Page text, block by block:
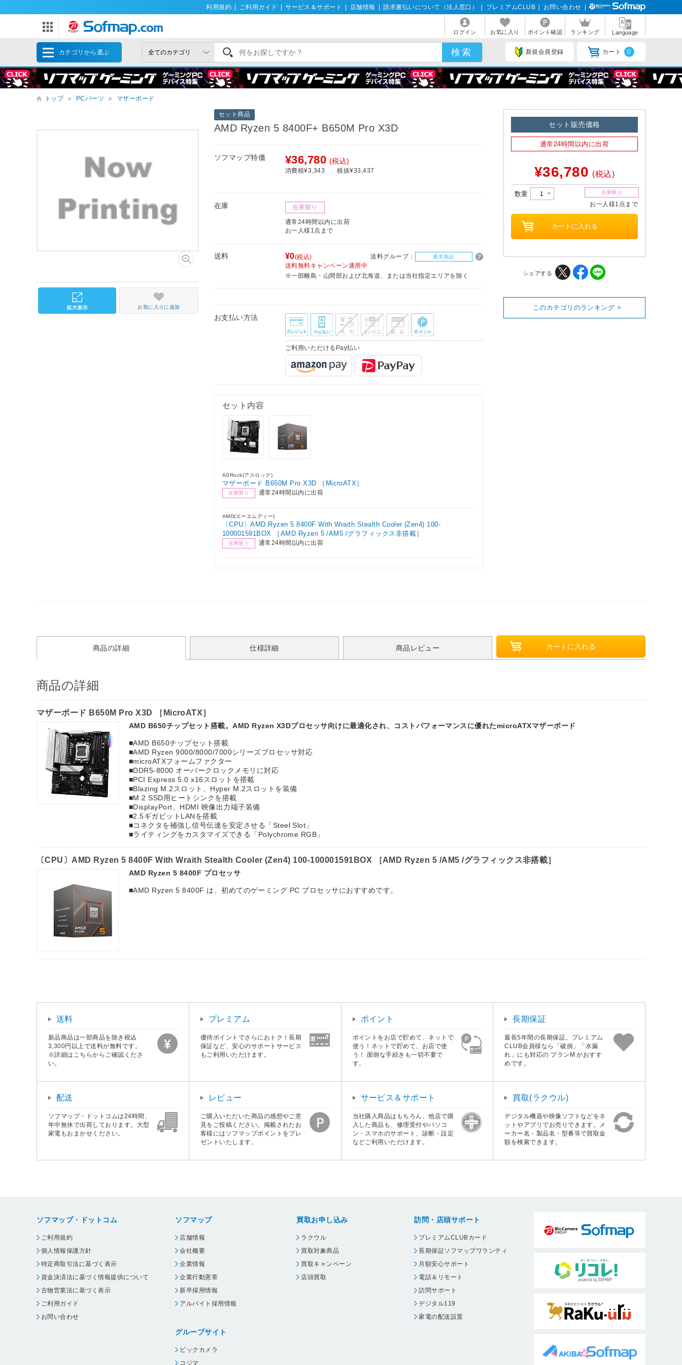
利用規約 ご利用ガイド サービス＆サポート 店舗情報 請求書払いについて（法人窓口） プレミアムCLUB お問い合わせ
ログイン お気に入り ポイント確認 ランキング Language
カテゴリから選ぶ 新規会員登録 カート 0
トップ ＞ PCパーツ ＞ マザーボード
セット商品
AMD Ryzen 5 8400F+ B650M Pro X3D
ソフマップ特価 ¥36,780 (税込)
消費税¥3,343 税抜¥33,437
在庫 在庫限り
通常24時間以内に出荷
お一人様1点まで
送料 ¥0(税込) 送料グループ： 通常商品
送料無料キャンペーン適用中
※一部離島・山間部および北海道、または当社指定エリアを除く
お支払い方法
ご利用いただけるPay払い
セット内容
ASRock(アスロック)
マザーボード B650M Pro X3D ［MicroATX］
在庫限り 通常24時間以内に出荷
AMD(エーエムディー)
〔CPU〕AMD Ryzen 5 8400F With Wraith Stealth Cooler (Zen4) 100-
100001591BOX ［AMD Ryzen 5 /AM5 /グラフィックス非搭載］
在庫限り 通常24時間以内に出荷
お気に入りに追加
セット販売価格
通常24時間以内に出荷
¥36,780 (税込)
数量 在庫限り
お一人様1点まで
シェアする
このカテゴリのランキング >
商品の詳細 仕様詳細 商品レビュー
商品の詳細
マザーボード B650M Pro X3D ［MicroATX］
AMD B650チップセット搭載。AMD Ryzen X3Dプロセッサ向けに最適化され、コストパフォーマンスに優れたmicroATXマザーボード
■AMD B650チップセット搭載
■AMD Ryzen 9000/8000/7000シリーズプロセッサ対応
■microATXフォームファクター
■DDR5-8000 オーバークロックメモリに対応
■PCI Express 5.0 x16スロットを搭載
■Blazing M.2スロット、Hyper M.2スロットを装備
■M.2 SSD用ヒートシンクを搭載
■DisplayPort、HDMI 映像出力端子装備
■2.5ギガビットLANを搭載
■コネクタを補強し信号伝達を安定させる「Steel Slot」
■ライティングをカスタマイズできる「Polychrome RGB」
〔CPU〕AMD Ryzen 5 8400F With Wraith Stealth Cooler (Zen4) 100-100001591BOX ［AMD Ryzen 5 /AM5 /グラフィックス非搭載］
AMD Ryzen 5 8400F プロセッサ
■AMD Ryzen 5 8400F は、初めてのゲーミング PC プロセッサにおすすめです。
送料
新品商品は一部商品を除き税込
3,300円以上で送料が無料です。
※詳細はこちらからご確認くださ
い。
プレミアム
優待ポイントでさらにおトク！長期
保証など、安心のサポートサービス
もご利用いただけます。
ポイント
ポイントをお店で貯めて、ネットで
使う！ネットで貯めて、お店で使
う！ 面倒な手続きも一切不要で
す。
長期保証
最長5年間の長期保証。プレミアム
CLUB会員様なら「破損」「水漏
れ」にも対応の プランM がおすす
めです。
配送
ソフマップ・ドットコムは24時間、
年中無休で出荷しております。大型
家電もおまかせください。
レビュー
ご購入いただいた商品の感想やご意
見をご投稿ください。掲載されたお
客様にはソフマップポイントをプレ
ゼントいたします。
サービス＆サポート
当社購入商品はもちろん、他店で購
入した商品も、修理受付やパソコ
ン・スマホのサポート、診断・設定
などご利用いただけます。
買取(ラクウル)
デジタル機器や映像ソフトなどをネ
ットやアプリでお売りできます。メ
ーカー名・製品名・型番等で買取金
額を検索できます。
ソフマップ・ドットコム
ご利用規約
個人情報保護方針
特定商取引法に基づく表示
資金決済法に基づく情報提供について
古物営業法に基づく表示
ご利用ガイド
お問い合わせ
ソフマップ
店舗情報
会社概要
企業情報
企業行動憲章
新卒採用情報
アルバイト採用情報
グループサイト
ビックカメラ
コジマ
買取お申し込み
ラクウル
買取対象商品
買取キャンペーン
店頭買取
訪問・店頭サポート
プレミアムCLUBカード
長期保証ソフマップワランティ
月額安心サポート
電話＆リモート
訪問サポート
デジタル119
家電の配送設置